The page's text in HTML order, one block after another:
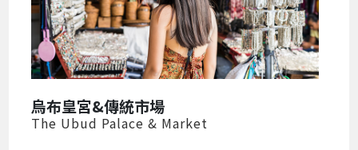
烏布皇宮&傳統市場
The Ubud Palace & Market